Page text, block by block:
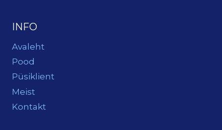
INFO
Avaleht
Pood
Püsiklient
Meist
Kontakt